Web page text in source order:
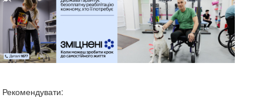
Рекомендувати: